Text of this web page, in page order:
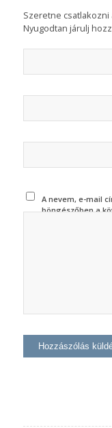
Szeretne
Nyugodtan járulj
A nevem, e-mail
böngészőben a